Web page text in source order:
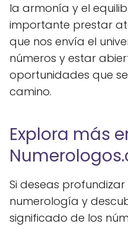
la armonía y el
importante prestar
que nos envía el
números y estar
oportunidades que
camino.
Explora más
Si deseas
numerología y
significado de los